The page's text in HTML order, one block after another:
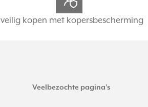
veilig kopen met kopersbescherming
Veelbezochte pagina's